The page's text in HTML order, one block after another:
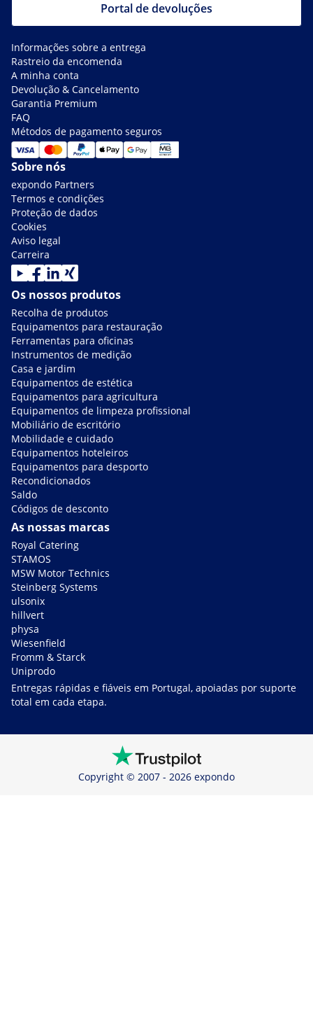
Portal de devoluções
Informações sobre a entrega
Rastreio da encomenda
A minha conta
Devolução & Cancelamento
Garantia Premium
FAQ
Métodos de pagamento seguros
Sobre nós
expondo Partners
Termos e condições
Proteção de dados
Cookies
Aviso legal
Carreira
Os nossos produtos
Recolha de produtos
Equipamentos para restauração
Ferramentas para oficinas
Instrumentos de medição
Casa e jardim
Equipamentos de estética
Equipamentos para agricultura
Equipamentos de limpeza profissional
Mobiliário de escritório
Mobilidade e cuidado
Equipamentos hoteleiros
Equipamentos para desporto
Recondicionados
Saldo
Códigos de desconto
As nossas marcas
Royal Catering
STAMOS
MSW Motor Technics
Steinberg Systems
ulsonix
hillvert
physa
Wiesenfield
Fromm & Starck
Uniprodo
Entregas rápidas e fiáveis em Portugal, apoiadas por suporte
total em cada etapa.
Copyright © 2007 - 2026 expondo